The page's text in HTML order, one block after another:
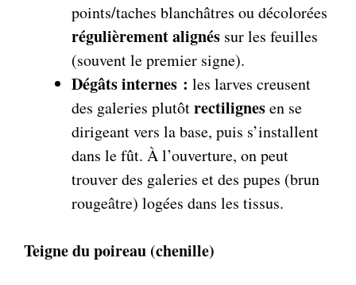
points/taches blanchâtres ou décolorées
régulièrement alignés sur les feuilles
(souvent le premier signe).
Dégâts internes : les larves creusent
des galeries plutôtrectilignesen se
dirigeant vers la base, puis s’installent
dans le fût. À l’ouverture, on peut
trouver des galeries et des pupes (brun
rougeâtre) logées dans les tissus.
Teigne du poireau (chenille)